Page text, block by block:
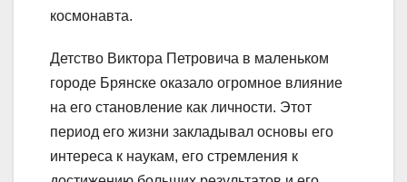
космонавта.
Детство Виктора Петровича в маленьком
городе Брянске оказало огромное влияние
на его становление как личности. Этот
период его жизни закладывал основы его
интереса к наукам, его стремления к